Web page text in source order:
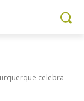
celebra